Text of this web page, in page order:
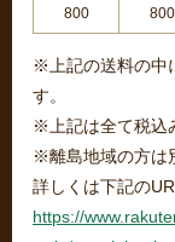
800 800
※上記の送料の中
す。
※上記は全て税込
※離島地域の方は
詳しくは下記の
https://